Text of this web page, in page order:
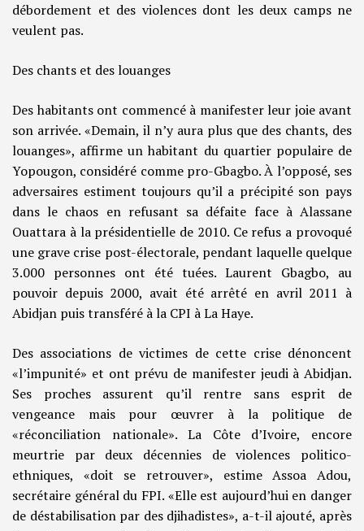
débordement et des violences dont les deux camps ne
veulent pas.
Des chants et des louanges
Des habitants ont commencé à manifester leur joie avant
son arrivée. «Demain, il n’y aura plus que des chants, des
louanges», affirme un habitant du quartier populaire de
Yopougon, considéré comme pro-Gbagbo. À l’opposé, ses
adversaires estiment toujours qu’il a précipité son pays
dans le chaos en refusant sa défaite face à Alassane
Ouattara à la présidentielle de 2010. Ce refus a provoqué
une grave crise post-électorale, pendant laquelle quelque
3.000 personnes ont été tuées. Laurent Gbagbo, au
pouvoir depuis 2000, avait été arrêté en avril 2011 à
Abidjan puis transféré à la CPI à La Haye.
Des associations de victimes de cette crise dénoncent
«l’impunité» et ont prévu de manifester jeudi à Abidjan.
Ses proches assurent qu’il rentre sans esprit de
vengeance mais pour œuvrer à la politique de
«réconciliation nationale». La Côte d’Ivoire, encore
meurtrie par deux décennies de violences politico-
ethniques, «doit se retrouver», estime Assoa Adou,
secrétaire général du FPI. «Elle est aujourd’hui en danger
de déstabilisation par des djihadistes», a-t-il ajouté, après